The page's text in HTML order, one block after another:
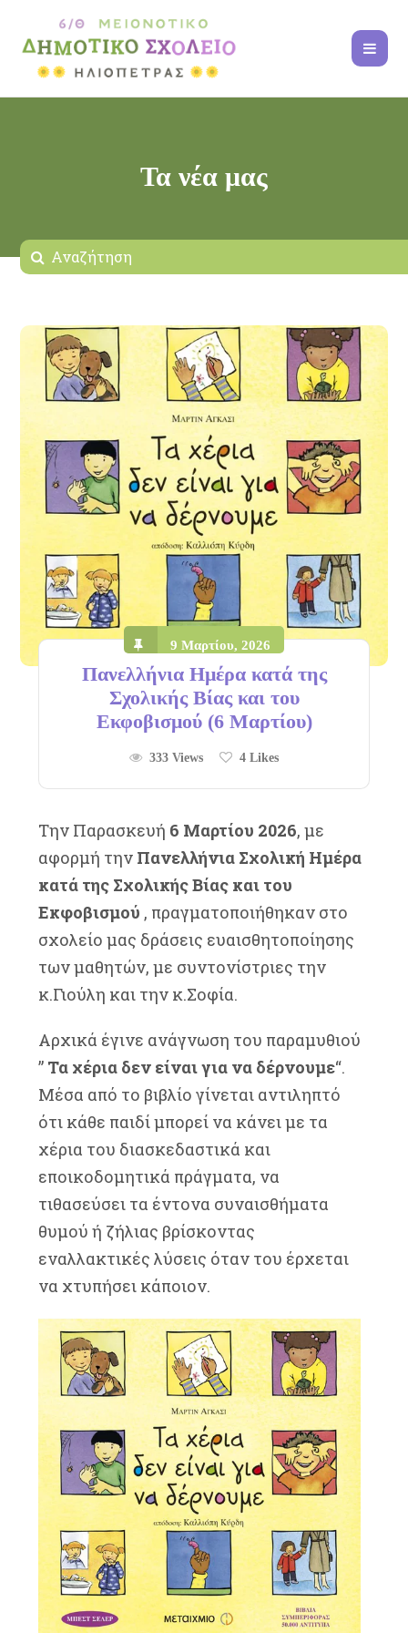
Τα νέα μας
9 Μαρτίου, 2026
Πανελλήνια Ημέρα κατά της
Σχολικής Βίας και του
Εκφοβισμού (6 Μαρτίου)
333 Views 4 Likes
Την Παρασκευή 6 Μαρτίου 2026, με
αφορμή την Πανελλήνια Σχολική Ημέρα
κατά της Σχολικής Βίας και του
Εκφοβισμού , πραγματοποιήθηκαν στο
σχολείο μας δράσεις ευαισθητοποίησης
των μαθητών, με συντονίστριες την
κ.Γιούλη και την κ.Σοφία.
Αρχικά έγινε ανάγνωση του παραμυθιού
” Τα χέρια δεν είναι για να δέρνουμε“.
Μέσα από το βιβλίο γίνεται αντιληπτό
ότι κάθε παιδί μπορεί να κάνει με τα
χέρια του διασκεδαστικά και
εποικοδομητικά πράγματα, να
τιθασεύσει τα έντονα συναισθήματα
θυμού ή ζήλιας βρίσκοντας
εναλλακτικές λύσεις όταν του έρχεται
να χτυπήσει κάποιον.